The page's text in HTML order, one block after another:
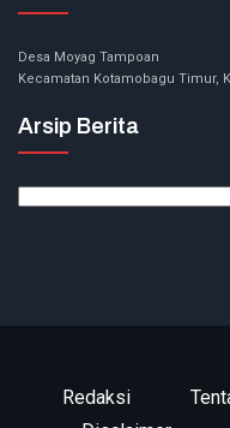
Desa Moyag Tampoan
Kecamatan Kotamobagu Timur,
Arsip Berita
Redaksi